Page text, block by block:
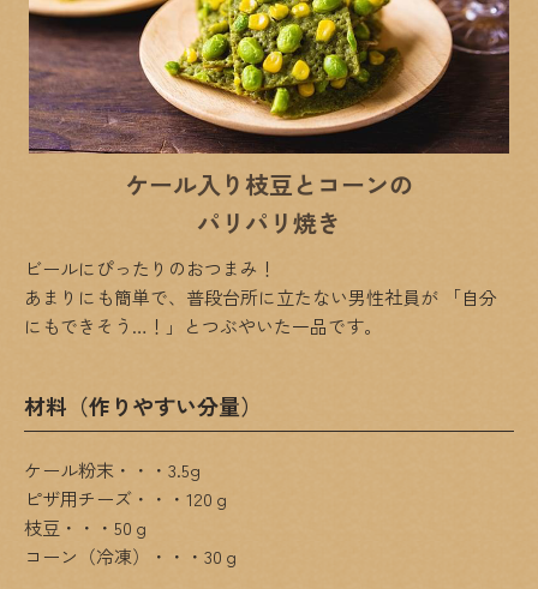
ケール入り枝豆とコーンの
パリパリ焼き
ビールにぴったりのおつまみ！
あまりにも簡単で、普段台所に立たない男性社員が
「自分
にもできそう…！」とつぶやいた一品です。
材料（作りやすい分量）
ケール粉末・・・3.5g
ピザ用チーズ・・・120ｇ
枝豆・・・50ｇ
コーン（冷凍）・・・30ｇ